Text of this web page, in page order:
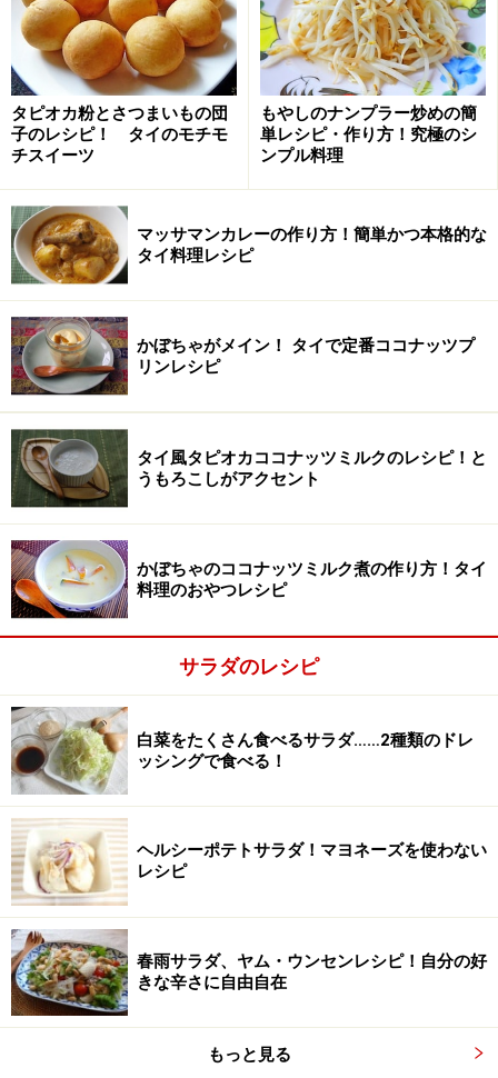
※記事内容は執筆時点のものです。最新の内容をご確認くださ
い。
※衛生面および保存状態に起因して食中毒や体調不良を引き起こ
す場合があります。必ず清潔な状態で、正しい方法で行い、なる
べく早めにお召し上がりください。また、持ち運びの際は保存方
法に注意してください。
【編集部おすすめの購入サイト】
Amazonで人気レシピの書籍をチェック！
楽天市場で人気レシピの書籍をチェック！
タピオカ粉とさつまいもの団
子のレシピ！ タイのモチモ
チスイーツ
もやしのナンプラー炒めの簡
単レシピ・作り方！究極のシ
ンプル料理
マッサマンカレーの作り方！簡単かつ本格的な
タイ料理レシピ
かぼちゃがメイン！ タイで定番ココナッツプ
リンレシピ
タイ風タピオカココナッツミルクのレシピ！と
うもろこしがアクセント
かぼちゃのココナッツミルク煮の作り方！タイ
料理のおやつレシピ
サラダのレシピ
白菜をたくさん食べるサラダ……2種類のドレ
ッシングで食べる！
ヘルシーポテトサラダ！マヨネーズを使わない
レシピ
春雨サラダ、ヤム・ウンセンレシピ！自分の好
きな辛さに自由自在
もっと見る